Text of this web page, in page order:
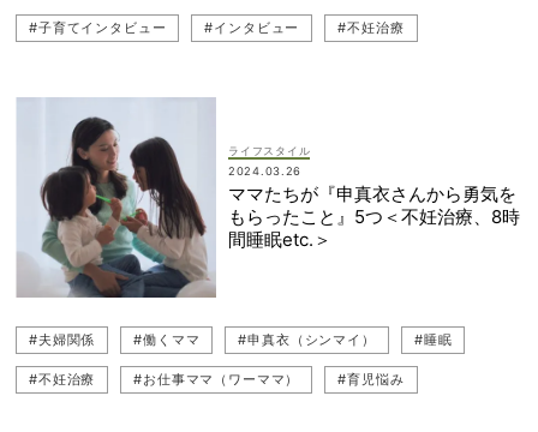
#子育てインタビュー #インタビュー #不妊治療
ライフスタイル
2024.03.26
ママたちが『申真衣さんから勇気を
もらったこと』5つ＜不妊治療、8時
間睡眠etc.＞
#夫婦関係 #働くママ #申真衣（シンマイ） #睡眠
#不妊治療 #お仕事ママ（ワーママ） #育児悩み